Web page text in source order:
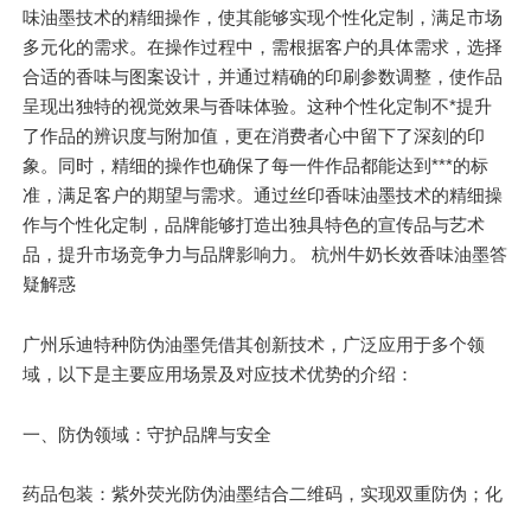
味油墨技术的精细操作，使其能够实现个性化定制，满足市场
多元化的需求。在操作过程中，需根据客户的具体需求，选择
合适的香味与图案设计，并通过精确的印刷参数调整，使作品
呈现出独特的视觉效果与香味体验。这种个性化定制不*提升
了作品的辨识度与附加值，更在消费者心中留下了深刻的印
象。同时，精细的操作也确保了每一件作品都能达到***的标
准，满足客户的期望与需求。通过丝印香味油墨技术的精细操
作与个性化定制，品牌能够打造出独具特色的宣传品与艺术
品，提升市场竞争力与品牌影响力。 杭州牛奶长效香味油墨答
疑解惑
广州乐迪特种防伪油墨凭借其创新技术，广泛应用于多个领
域，以下是主要应用场景及对应技术优势的介绍：
一、防伪领域：守护品牌与安全
药品包装：紫外荧光防伪油墨结合二维码，实现双重防伪；化